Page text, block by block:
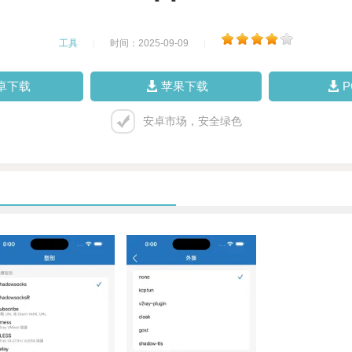
工具 时间：2025-09-09
下载 苹果下载
安卓市场，安全绿色